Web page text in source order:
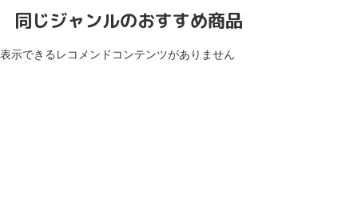
同じジャンルのおすすめ商品
表示できるレコメンドコンテンツがありません